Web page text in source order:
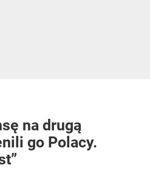
na drugą
go Polacy.